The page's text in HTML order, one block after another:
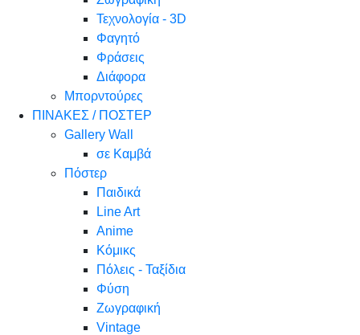
Τεχνολογία - 3D
Φαγητό
Φράσεις
Διάφορα
Μπορντούρες
ΠΙΝΑΚΕΣ / ΠΟΣΤΕΡ
Gallery Wall
σε Καμβά
Πόστερ
Παιδικά
Line Art
Anime
Κόμικς
Πόλεις - Ταξίδια
Φύση
Ζωγραφική
Vintage